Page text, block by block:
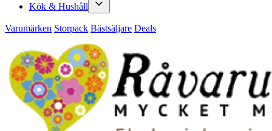
Kök & Hushåll
Varumärken Storpack Bästsäljare Deals